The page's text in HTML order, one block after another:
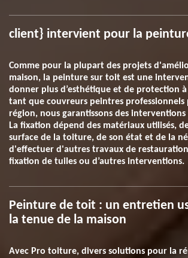
client} intervient pour la
Comme pour la plupart des projets
maison, la peinture sur toit est une
donner plus d’esthétique et de protection à
tant que couvreurs peintres
région, nous garantissons des
La fixation dépend des matériaux utilisés,
surface de la toiture, de son état et de la
d'effectuer d'autres travaux de
fixation de tuiles ou d’autres interventions.
Peinture de toit : un entretien
la tenue de la maison
Avec Pro toiture, divers solutions pour la